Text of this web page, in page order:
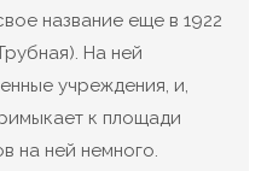
название еще в 1922
На ней
учреждения, и,
к площади
на ней немного.